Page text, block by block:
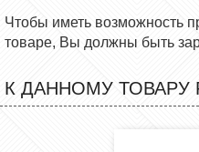
Чтобы иметь возможность
товаре, Вы должны быть
К ДАННОМУ ТОВАРУ